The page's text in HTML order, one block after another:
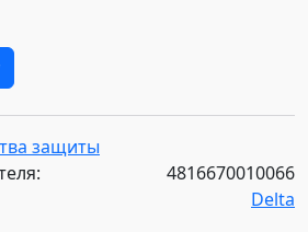
защиты
4816670010066
Delta